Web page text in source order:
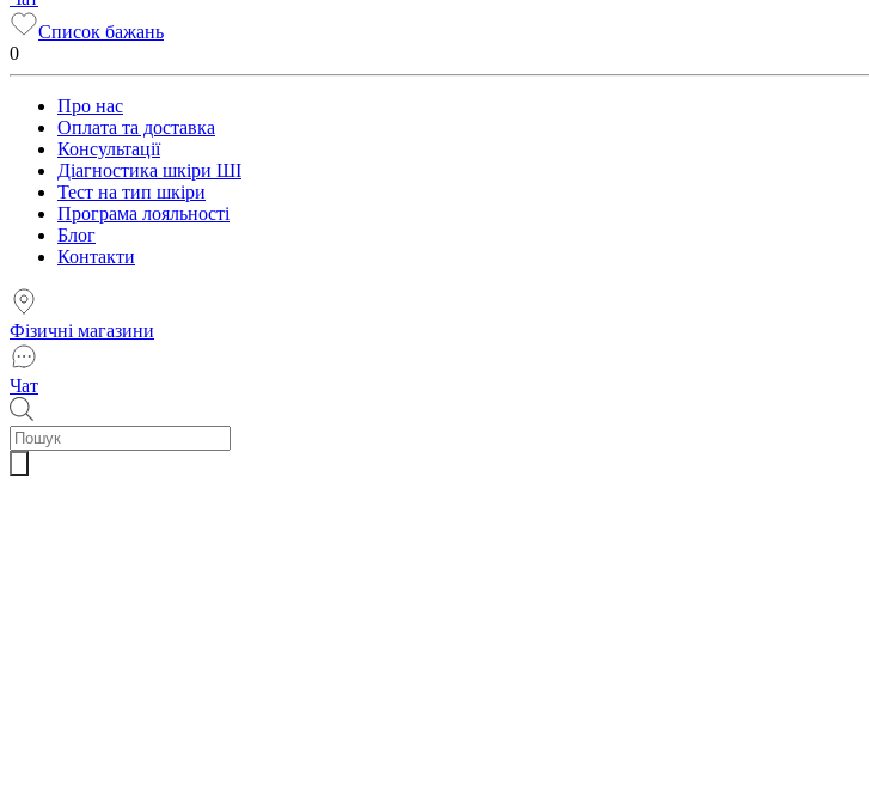
Список бажань
0
Про нас
Оплата та доставка
Консультації
Діагностика шкіри ШІ
Тест на тип шкіри
Програма лояльності
Блог
Контакти
Фізичні магазини
Чат
Пошук
товарів